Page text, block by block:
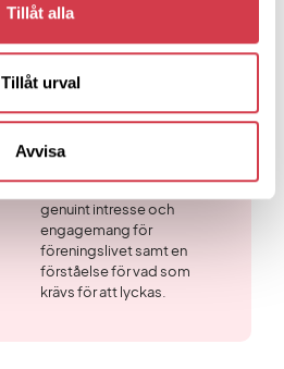
Tillåt alla
Tillåt urval
Avvisa
erfarenhet sedan 2013,
över 10 000 hjälpta
bakgrund som elitidrottare
affärsmannaskap med
målfokus och kvalitetstänk.
också gett honom ett
genuint intresse och
engagemang för
föreningslivet samt en
förståelse för vad som
krävs för att lyckas.